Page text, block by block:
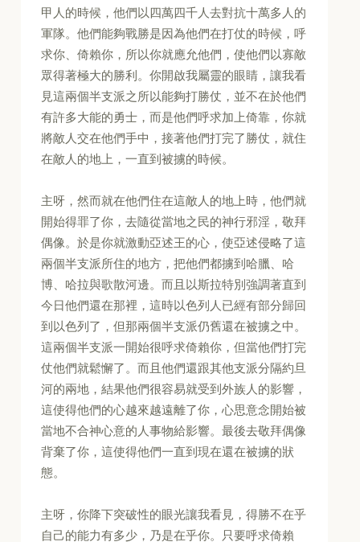
甲人的時候，他們以四萬四千人去對抗十萬多人的
軍隊。他們能夠戰勝是因為他們在打仗的時候，呼
求你、倚賴你，所以你就應允他們，使他們以寡敵
眾得著極大的勝利。你開啟我屬靈的眼睛，讓我看
見這兩個半支派之所以能夠打勝仗，並不在於他們
有許多大能的勇士，而是他們呼求加上倚靠，你就
將敵人交在他們手中，接著他們打完了勝仗，就住
在敵人的地上，一直到被擄的時候。
主呀，然而就在他們住在這敵人的地上時，他們就
開始得罪了你，去隨從當地之民的神行邪淫，敬拜
偶像。於是你就激動亞述王的心，使亞述侵略了這
兩個半支派所住的地方，把他們都擄到哈臘、哈
博、哈拉與歌散河邊。而且以斯拉特別強調著直到
今日他們還在那裡，這時以色列人已經有部分歸回
到以色列了，但那兩個半支派仍舊還在被擄之中。
這兩個半支派一開始很呼求倚賴你，但當他們打完
仗他們就鬆懈了。而且他們還跟其他支派分隔約旦
河的兩地，結果他們很容易就受到外族人的影響，
這使得他們的心越來越遠離了你，心思意念開始被
當地不合神心意的人事物給影響。最後去敬拜偶像
背棄了你，這使得他們一直到現在還在被擄的狀
態。
主呀，你降下突破性的眼光讓我看見，得勝不在乎
自己的能力有多少，乃是在乎你。只要呼求倚賴